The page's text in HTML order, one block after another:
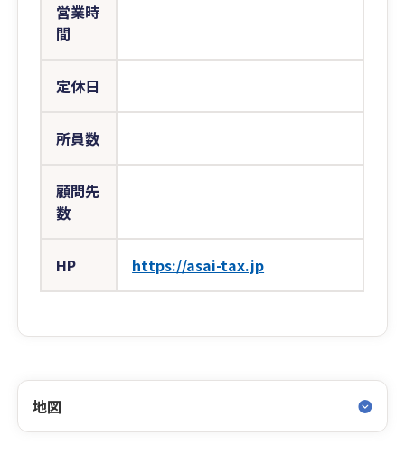
営業時
間
定休日
所員数
顧問先
数
HP https://asai-tax.jp
地図